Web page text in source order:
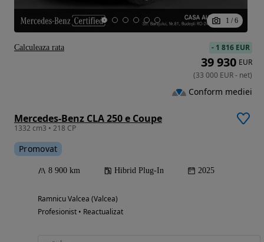
1 / 6
Mercedes-Benz CLA 250 e Coupe
1332 cm3 • 218 CP
Promovat
8 900 km Hibrid Plug-In 2025
Ramnicu Valcea (Valcea)
Profesionist • Reactualizat
- 1 816 EUR
39 930 EUR
(33 000 EUR- net)
Conform mediei
Calculeaza rata